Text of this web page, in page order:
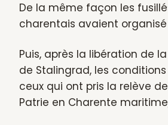
De la même façon les
charentais avaient
Puis, après la libération de
de Stalingrad, les
ceux qui ont pris la relève
Patrie en Charente